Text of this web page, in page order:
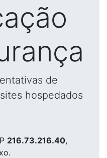
de
hospedados
216.73.216.40,